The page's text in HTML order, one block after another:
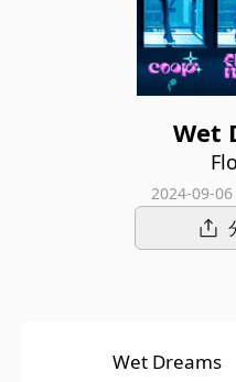
Wet
2024-09-06
Wet Dreams